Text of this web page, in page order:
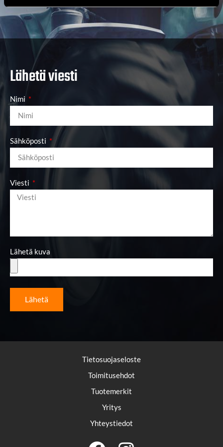
Lähetä viesti
Nimi
Sähköposti
Viesti
Lähetä kuva
Lähetä
Tietosuojaseloste
Toimitusehdot
Tuotemerkit
Yritys
Yhteystiedot